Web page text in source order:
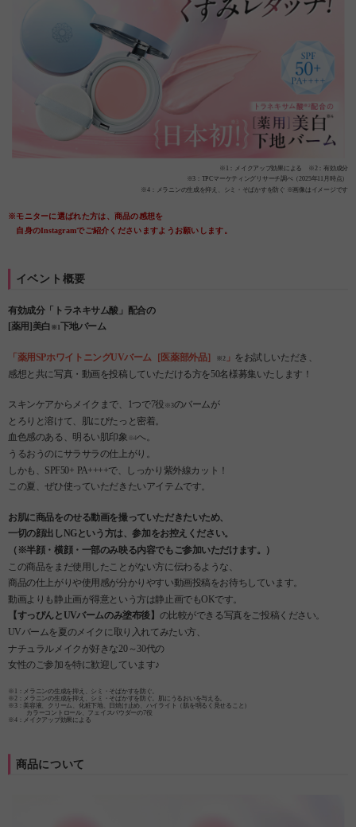
※1：メイクアップ効果による ※2：有効成分
※3：TPCマーケティングリサーチ調べ（2025年11月時点）
※4：メラニンの生成を抑え、シミ・そばかすを防ぐ ※画像はイメージです
※モニターに選ばれた方は、商品の感想を
自身のInstagramでご紹介くださいますようお願いします。
イベント概要
有効成分「トラネキサム酸」配合の
[薬用]美白 ※1 下地バーム
「薬用SPホワイトニングUVバーム［医薬部外品］ ※2」 をお試しいただき、
感想と共に写真・動画を投稿していただける方を50名様募集いたします！
スキンケアからメイクまで、1つで7役 ※3のバームが
とろりと溶けて、肌にぴたっと密着。
血色感のある、明るい肌印象 ※4へ。
うるおうのにサラサラの仕上がり。
しかも、SPF50+ PA++++で、しっかり紫外線カット！
この夏、ぜひ使っていただきたいアイテムです。
お肌に商品をのせる動画を撮っていただきたいため、
一切の顔出しNGという方は、参加をお控えください。
（※半顔・横顔・一部のみ映る内容でもご参加いただけます。）
この商品をまだ使用したことがない方に伝わるような、
商品の仕上がりや使用感が分かりやすい動画投稿をお待ちしています。
動画よりも静止画が得意という方は静止画でもOKです。
【すっぴんとUVバームのみ塗布後】 の比較ができる写真をご投稿ください。
UVバームを夏のメイクに取り入れてみたい方、
ナチュラルメイクが好きな20～30代の
女性のご参加を特に歓迎しています♪
※1：メラニンの生成を抑え、シミ・そばかすを防ぐ。
※2：メラニンの生成を抑え、シミ・そばかすを防ぐ。肌にうるおいを与える。
※3：美容液、クリーム、化粧下地、日焼け止め、ハイライト（肌を明るく見せること）
カラーコントロール、フェイスパウダーの7役
※4：メイクアップ効果による
商品について